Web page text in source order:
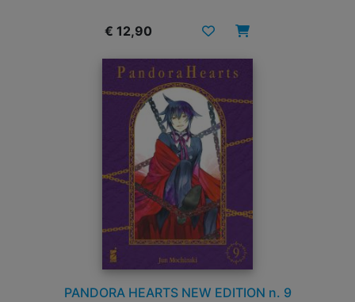
€ 12,90
PANDORA HEARTS NEW EDITION n. 9